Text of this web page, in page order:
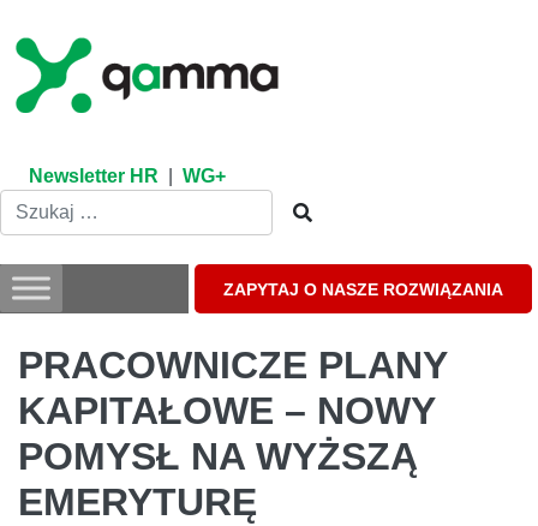
content
Newsletter HR WG+
ZAPYTAJ O NASZE ROZWIĄZANIA
PRACOWNICZE PLANY
KAPITAŁOWE – NOWY
POMYSŁ NA WYŻSZĄ
EMERYTURĘ